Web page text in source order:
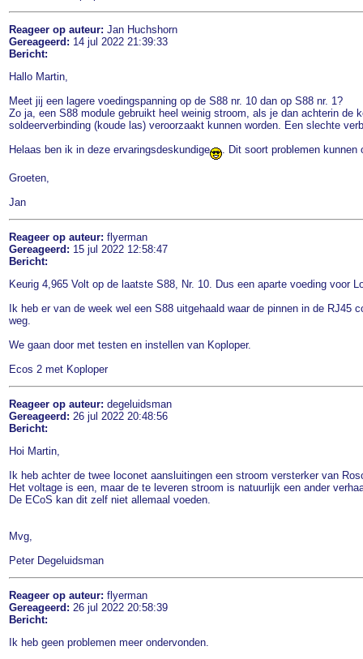
Reageer op auteur: Jan Huchshorn
Gereageerd: 14 jul 2022 21:39:33
Bericht:
Hallo Martin,
Meet jij een lagere voedingspanning op de S88 nr. 10 dan op S88 nr. 1?
Zo ja, een S88 module gebruikt heel weinig stroom, als je dan achterin
soldeerverbinding (koude las) veroorzaakt kunnen worden. Een slechte
Helaas ben ik in deze ervaringsdeskundige
. Dit soort problemen
Groeten,
Jan
Reageer op auteur: flyerman
Gereageerd: 15 jul 2022 12:58:47
Bericht:
Keurig 4,965 Volt op de laatste S88, Nr. 10. Dus een aparte voeding voor
Ik heb er van de week wel een S88 uitgehaald waar de pinnen in de
weg.
We gaan door met testen en instellen van Koploper.
Ecos 2 met Koploper
Reageer op auteur: degeluidsman
Gereageerd: 26 jul 2022 20:48:56
Bericht:
Hoi Martin,
Ik heb achter de twee loconet aansluitingen een stroom versterker van
Het voltage is een, maar de te leveren stroom is natuurlijk een ander
De ECoS kan dit zelf niet allemaal voeden.
Mvg,
Peter Degeluidsman
Reageer op auteur: flyerman
Gereageerd: 26 jul 2022 20:58:39
Bericht:
Ik heb geen problemen meer ondervonden.